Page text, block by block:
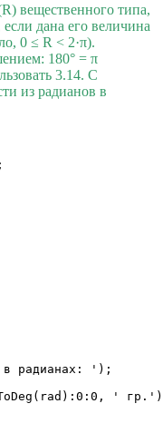
вещественного типа,
дана его величина
0 ≤ R < 2·π).
180° = π
3.14. С
из радианов в
радианах: ');
' гр.')